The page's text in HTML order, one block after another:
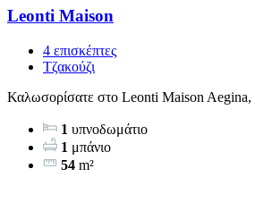
Leonti Maison
4 επισκέπτες
Τζακούζι
Καλωσορίσατε στο Leonti Maison Aegina,
1 υπνοδωμάτιο
1 μπάνιο
54 m²